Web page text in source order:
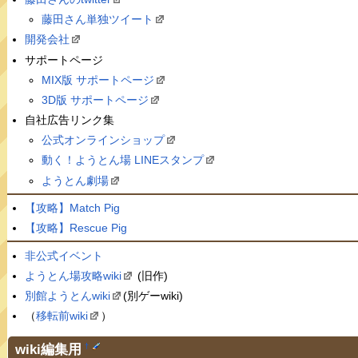
藤田さん単独ツイート
開発会社
サポートページ
MIX版 サポートページ
3D版 サポートページ
自社広告リンク集
公式オンラインショップ
動く！ようとん場 LINEスタンプ
ようとん劇場
【攻略】Match Pig
【攻略】Rescue Pig
非公式イベント
ようとん場攻略wiki
(旧作)
別館ようとんwiki
(別ゲーwiki)
（移転前wiki ）
wiki編集用 †